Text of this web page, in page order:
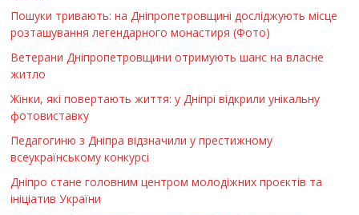
Пошуки тривають: на Дніпропетровщині досліджують місце
розташування легендарного монастиря (Фото)
Ветерани Дніпропетровщини отримують шанс на власне
житло
Жінки, які повертають життя: у Дніпрі відкрили унікальну
фотовиставку
Педагогиню з Дніпра відзначили у престижному
всеукраїнському конкурсі
Дніпро стане головним центром молодіжних проєктів та
ініціатив України